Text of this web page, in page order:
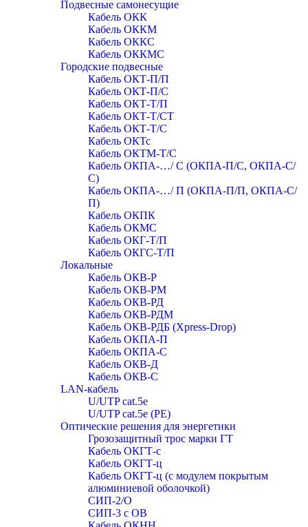
Подвесные самонесущие
Кабель ОКК
Кабель ОККМ
Кабель ОККС
Кабель ОККМС
Городские подвесные
Кабель ОКТ-П/П
Кабель ОКТ-П/С
Кабель ОКТ-Т/П
Кабель ОКТ-Т/СТ
Кабель ОКТ-Т/С
Кабель ОКТс
Кабель ОКТМ-Т/С
Кабель ОКПА-…/ С (ОКПА-П/С, ОКПА-С/
С)
Кабель ОКПА-…/ П (ОКПА-П/П, ОКПА-С/
П)
Кабель ОКПК
Кабель ОКМС
Кабель ОКГ-Т/П
Кабель ОКГС-Т/П
Локальные
Кабель ОКВ-Р
Кабель ОКВ-РМ
Кабель ОКВ-РД
Кабель ОКВ-РДМ
Кабель ОКВ-РДБ (Xpress-Drop)
Кабель ОКПА-П
Кабель ОКПА-С
Кабель ОКВ-Д
Кабель ОКВ-С
LAN-кабель
U/UTP cat.5e
U/UTP cat.5e (PE)
Оптические решения для энергетики
Грозозащитный трос марки ГТ
Кабель ОКГТ-с
Кабель ОКГТ-ц
Кабель ОКГТ-ц (с модулем покрытым
алюминиевой оболочкой)
СИП-2/О
СИП-3 с ОВ